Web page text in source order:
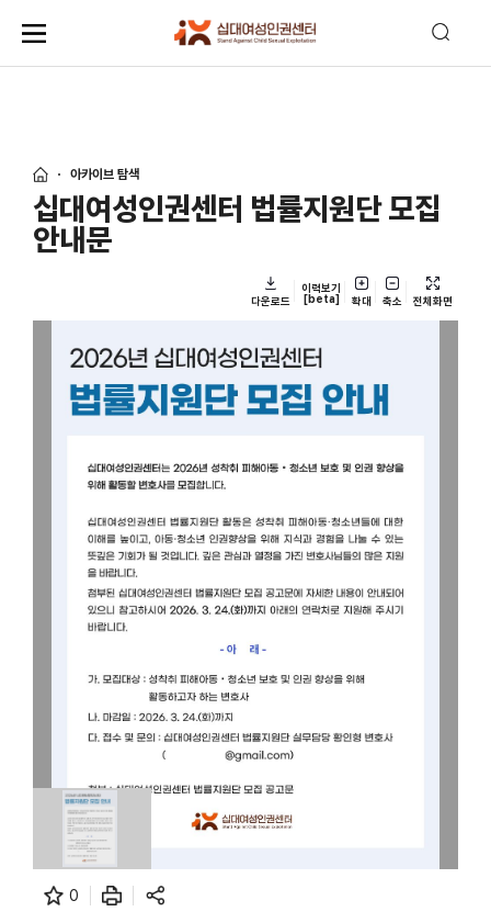
아카이브 탐색
십대여성인권센터 법률지원단 모집
안내문
다운로드
이력보기
[beta]
확대 축소 전체화면
0